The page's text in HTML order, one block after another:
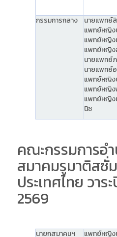
กรรมการกลาง
นายแพทย์
แพทย์หญิง
แพทย์หญิง
แพทย์หญิง
นายแพทย์
นายแพทย์
แพทย์หญิง
แพทย์หญิ
แพทย์หญิง
นิช
คณะกรรมการอ
สมาคมรูมาติสซั่
ประเทศไทย วา
2569
นายกสมาคมฯ
แพทย์หญิง